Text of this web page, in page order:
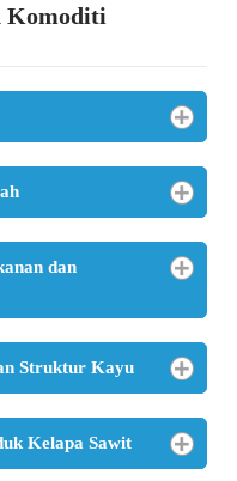
Komoditi
dan
Struktur Kayu
Kelapa Sawit